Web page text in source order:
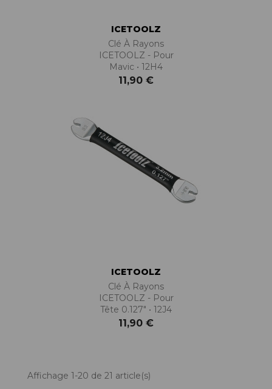
ICETOOLZ
Clé À Rayons
ICETOOLZ - Pour
Mavic • 12H4
11,90 €
ICETOOLZ
Clé À Rayons
ICETOOLZ - Pour
Tête 0.127" • 12J4
11,90 €
Affichage 1-20 de 21 article(s)